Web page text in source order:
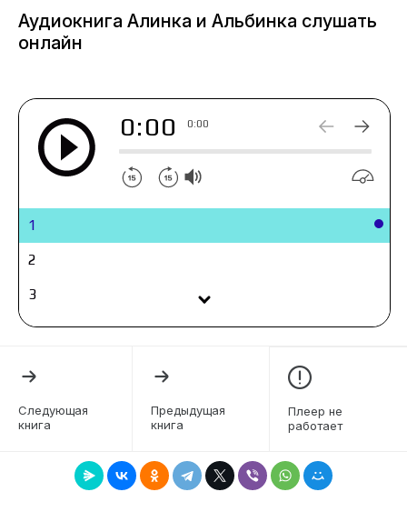
ими спустя годы, поэтому не удивляйтесь, если
среди наших с сестрой детских приключений
Алина.
Аудиокнига Алинка и Альбинка слушать
онлайн
0:00 0:00
1
2
3
4
7
Следующая
книга
Предыдущая
книга
Плеер не
работает